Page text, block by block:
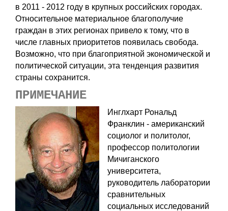
в 2011 - 2012 году в крупных российских городах.
Относительное материальное благополучие
граждан в этих регионах привело к тому, что в
числе главных приоритетов появилась свобода.
Возможно, что при благоприятной экономической и
политической ситуации, эта тенденция развития
страны сохранится.
ПРИМЕЧАНИЕ
Инглхарт Рональд
Франклин - американский
социолог и политолог,
профессор политологии
Мичиганского
университета,
руководитель лаборатории
сравнительных
социальных исследований